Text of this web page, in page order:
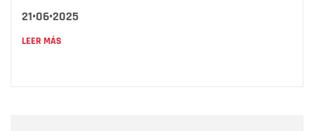
21•06•2025
LEER MÁS